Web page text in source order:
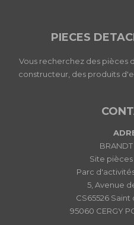
PIECES
Vous recherchez des pièces
constructeur, des produits
Site
Parc
5, Avenue
CS65526
95060 CERGY